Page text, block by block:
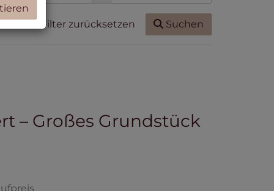
Filter zurücksetzen Suchen
– Großes Grundstück